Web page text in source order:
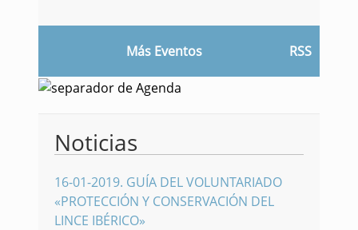
Más Eventos RSS
Noticias
16-01-2019. GUÍA DEL VOLUNTARIADO
«PROTECCIÓN Y CONSERVACIÓN DEL
LINCE IBÉRICO»